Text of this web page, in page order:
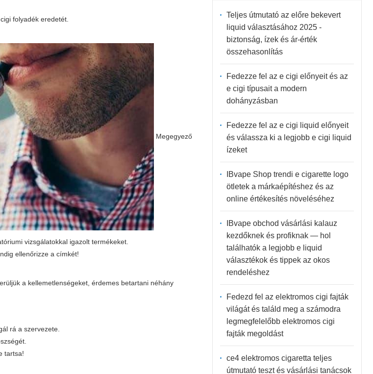
folyadék eredetét.
Megegyező
vizsgálatokkal igazolt termékeket.
ellenőrizze a címkét!
a kellemetlenségeket, érdemes betartani néhány
rá a szervezete.
tartsa!
Teljes útmutató az előre bekevert
liquid választásához 2025 -
biztonság, ízek és ár-érték
összehasonlítás
Fedezze fel az e cigi előnyeit és az
e cigi típusait a modern
dohányzásban
Fedezze fel az e cigi liquid előnyeit
és válassza ki a legjobb e cigi liquid
ízeket
IBvape Shop trendi e cigarette logo
ötletek a márkaépítéshez és az
online értékesítés növeléséhez
IBvape obchod vásárlási kalauz
kezdőknek és profiknak — hol
találhatók a legjobb e liquid
választékok és tippek az okos
rendeléshez
Fedezd fel az elektromos cigi fajták
világát és találd meg a számodra
legmegfelelőbb elektromos cigi
fajták megoldást
ce4 elektromos cigaretta teljes
útmutató teszt és vásárlási tanácsok